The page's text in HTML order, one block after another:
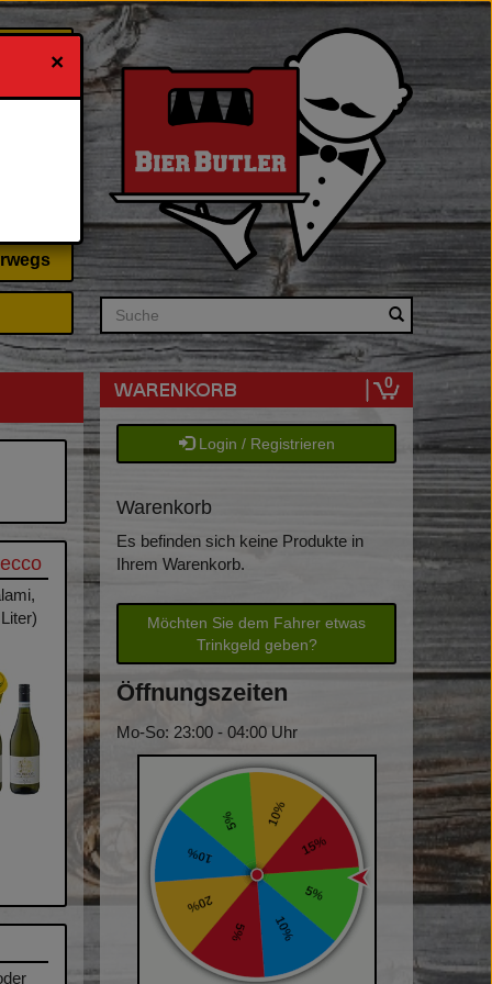
×
Ihn
Search
0
Login / Registrieren
Warenkorb
Es befinden sich keine Produkte in
Ihrem Warenkorb.
Möchten Sie dem Fahrer etwas
Trinkgeld geben?
Öffnungszeiten
Mo-So: 23:00 - 04:00 Uhr